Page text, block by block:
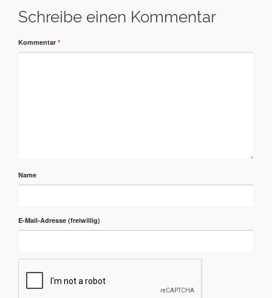
Schreibe einen Kommentar
Kommentar *
Name
E-Mail-Adresse